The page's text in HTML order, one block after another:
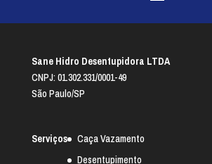
Sane Hidro Desentupidora LTDA
CNPJ: 01.302.331/0001-49
São Paulo/SP
Serviços
Caça Vazamento
Desentupimento